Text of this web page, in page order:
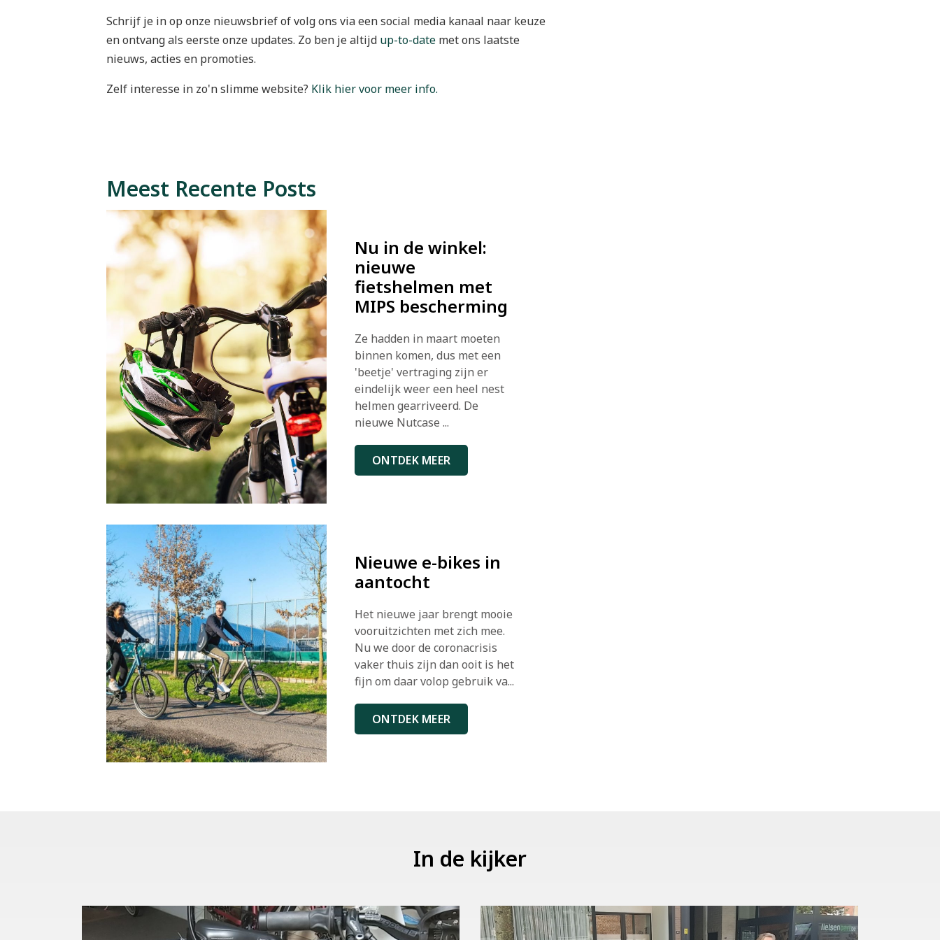
Schrijf je in op onze nieuwsbrief of volg ons via een social media kanaal naar keuze
en ontvang als eerste onze updates. Zo ben je altijd up-to-date met ons laatste
nieuws, acties en promoties.
Zelf interesse in zo'n slimme website? Klik hier voor meer info.
Meest Recente Posts
Nu in de winkel:
nieuwe
fietshelmen met
MIPS bescherming
Ze hadden in maart moeten
binnen komen, dus met een
'beetje' vertraging zijn er
eindelijk weer een heel nest
helmen gearriveerd. De
nieuwe Nutcase ...
ONTDEK MEER
Nieuwe e-bikes in
aantocht
Het nieuwe jaar brengt mooie
vooruitzichten met zich mee.
Nu we door de coronacrisis
vaker thuis zijn dan ooit is het
fijn om daar volop gebruik va...
ONTDEK MEER
In de kijker